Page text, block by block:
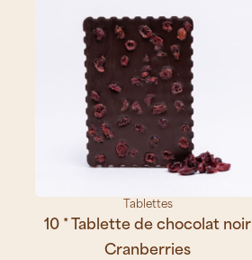
Tablettes
10 * Tablette de chocolat noir
Cranberries